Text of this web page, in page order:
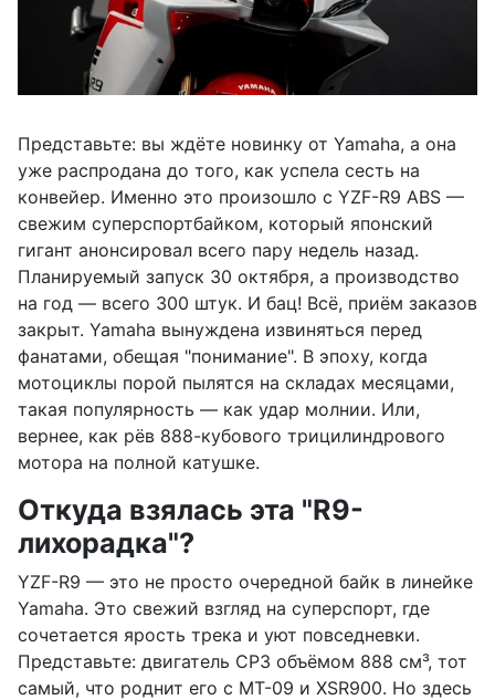
Представьте: вы ждёте новинку от Yamaha, а она
уже распродана до того, как успела сесть на
конвейер. Именно это произошло с YZF-R9 ABS —
свежим суперспортбайком, который японский
гигант анонсировал всего пару недель назад.
Планируемый запуск 30 октября, а производство
на год — всего 300 штук. И бац! Всё, приём заказов
закрыт. Yamaha вынуждена извиняться перед
фанатами, обещая "понимание". В эпоху, когда
мотоциклы порой пылятся на складах месяцами,
такая популярность — как удар молнии. Или,
вернее, как рёв 888-кубового трицилиндрового
мотора на полной катушке.
Откуда взялась эта "R9-
лихорадка"?
YZF-R9 — это не просто очередной байк в линейке
Yamaha. Это свежий взгляд на суперспорт, где
сочетается ярость трека и уют повседневки.
Представьте: двигатель CP3 объёмом 888 см³, тот
самый, что роднит его с MT-09 и XSR900. Но здесь